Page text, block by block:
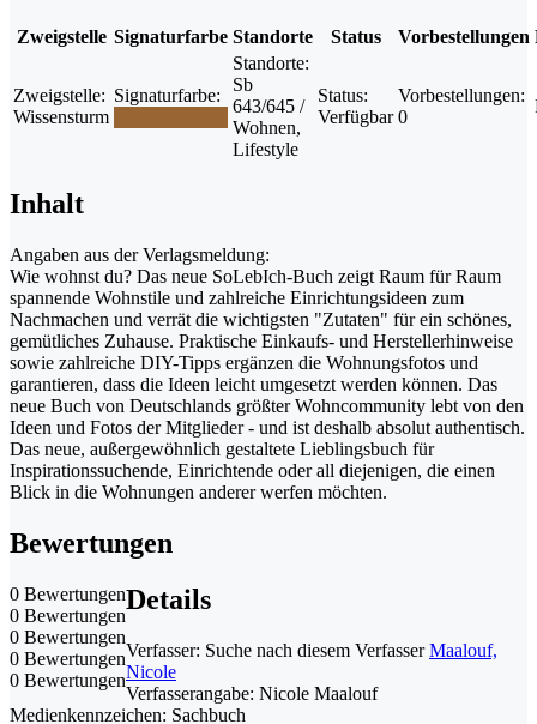
Zweigstelle Signaturfarbe Standorte Status Vorbestellungen
Zweigstelle:
Wissensturm
Signaturfarbe:
Standorte:
Sb
643/645 /
Wohnen,
Lifestyle
Status:
Verfügbar
Vorbestellungen:
0
Inhalt
Angaben aus der Verlagsmeldung:
Wie wohnst du? Das neue SoLebIch-Buch zeigt Raum für Raum
spannende Wohnstile und zahlreiche Einrichtungsideen zum
Nachmachen und verrät die wichtigsten "Zutaten" für ein schönes,
gemütliches Zuhause. Praktische Einkaufs- und Herstellerhinweise
sowie zahlreiche DIY-Tipps ergänzen die Wohnungsfotos und
garantieren, dass die Ideen leicht umgesetzt werden können. Das
neue Buch von Deutschlands größter Wohncommunity lebt von den
Ideen und Fotos der Mitglieder - und ist deshalb absolut authentisch.
Das neue, außergewöhnlich gestaltete Lieblingsbuch für
Inspirationssuchende, Einrichtende oder all diejenigen, die einen
Blick in die Wohnungen anderer werfen möchten.
Bewertungen
0 Bewertungen
0 Bewertungen
0 Bewertungen
0 Bewertungen
0 Bewertungen
Details
Verfasser: Suche nach diesem Verfasser Maalouf,
Nicole
Verfasserangabe: Nicole Maalouf
Medienkennzeichen: Sachbuch